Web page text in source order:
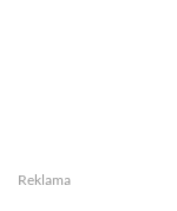
Reklama